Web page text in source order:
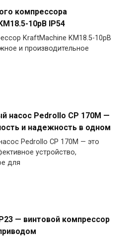
компрессора
10рВ IP54
KraftMachine KM18.5-10рВ
и производительное
насос Pedrollo CP 170M —
и надежность в одном
Pedrollo CP 170M — это
устройство,
для
— винтовой компрессор